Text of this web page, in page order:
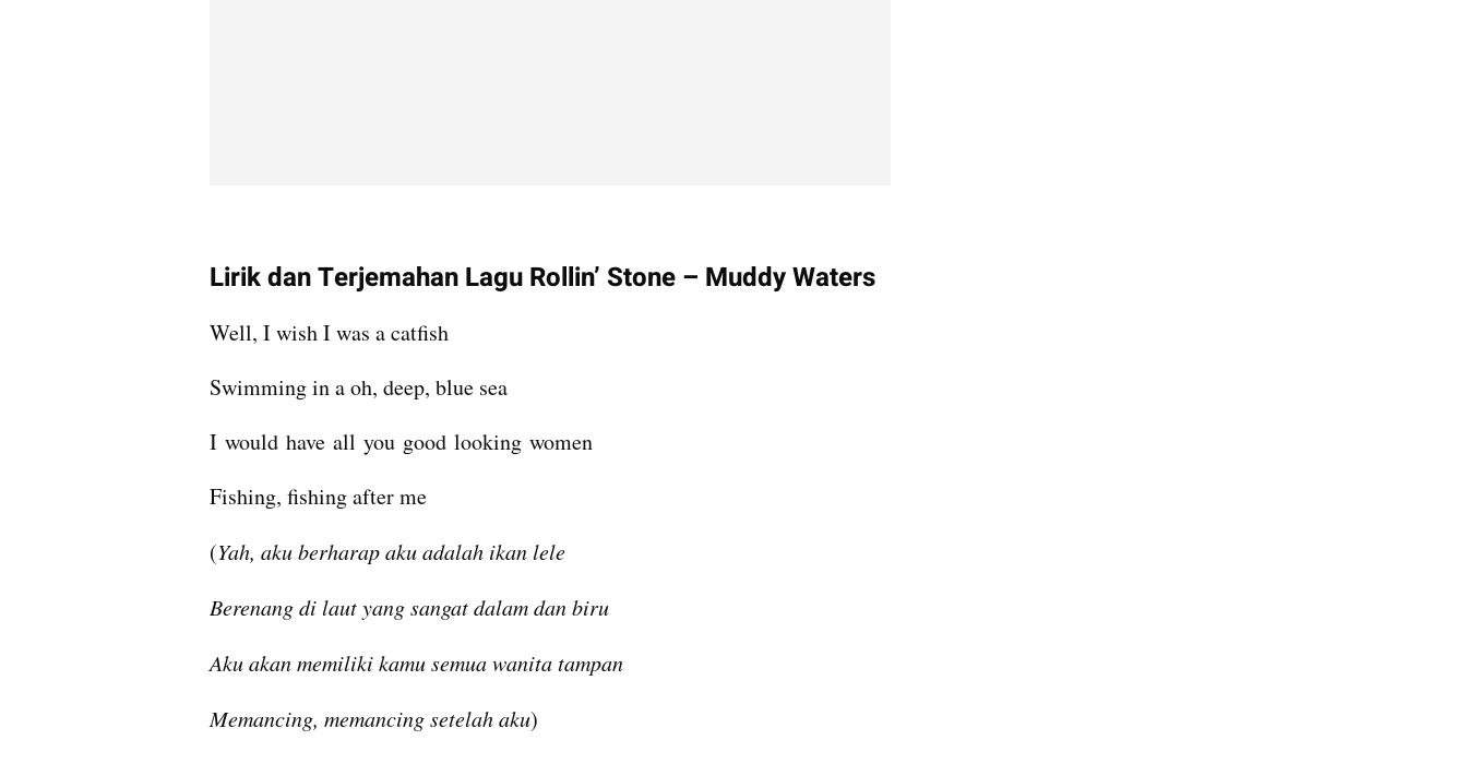
Lirik dan Terjemahan Lagu Rollin’ Stone – Muddy Waters
Well, I wish I was a catfish
Swimming in a oh, deep, blue sea
I would have all you good looking women
Fishing, fishing after me
(Yah, aku berharap aku adalah ikan lele
Berenang di laut yang sangat dalam dan biru
Aku akan memiliki kamu semua wanita tampan
Memancing, memancing setelah aku)